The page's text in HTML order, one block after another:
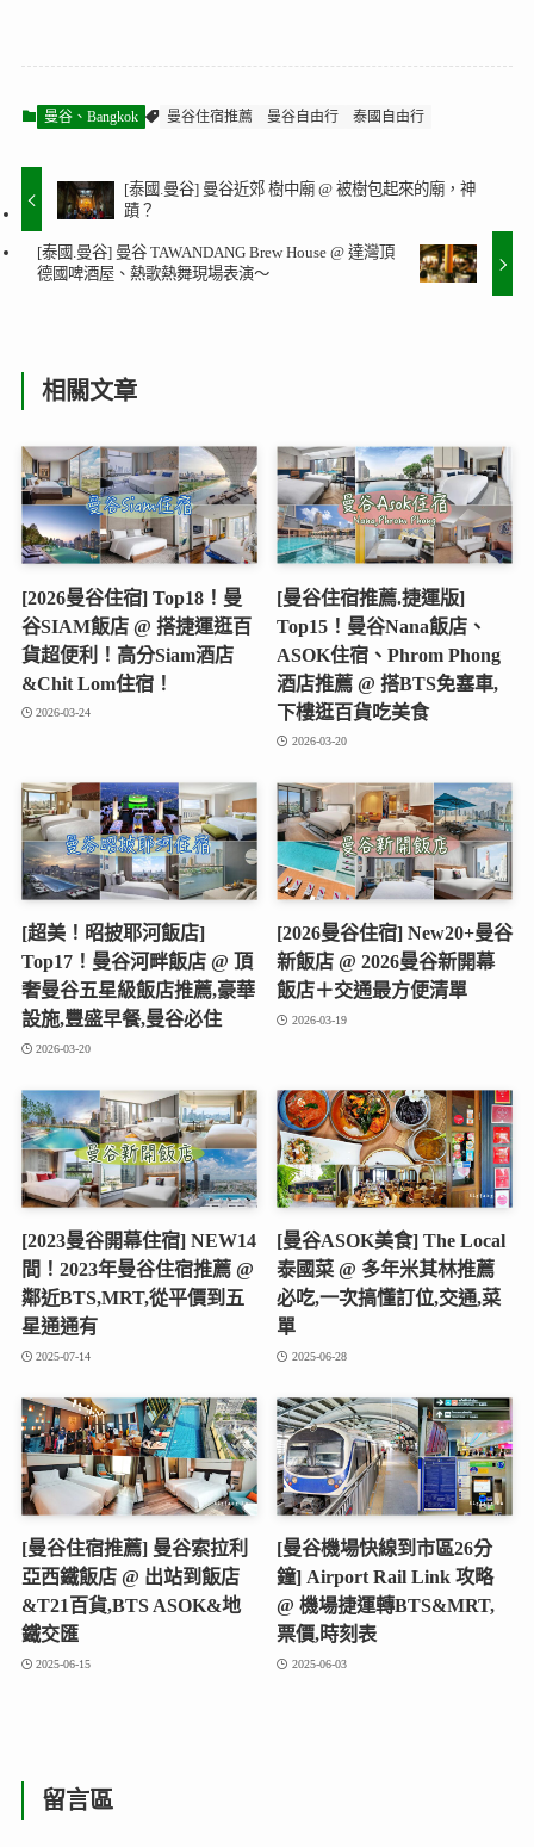
曼谷、Bangkok 曼谷住宿推薦 曼谷自由行 泰國自由行
[泰國.曼谷] 曼谷近郊 樹中廟 @ 被樹包起來的廟，神
蹟？
[泰國.曼谷] 曼谷 TAWANDANG Brew House @ 達灣頂
德國啤酒屋、熱歌熱舞現場表演～
相關文章
[2026曼谷住宿] Top18！曼
谷SIAM飯店 @ 搭捷運逛百
貨超便利！高分Siam酒店
&Chit Lom住宿！
2026-03-24
[曼谷住宿推薦.捷運版]
Top15！曼谷Nana飯店、
ASOK住宿、Phrom Phong
酒店推薦 @ 搭BTS免塞車,
下樓逛百貨吃美食
2026-03-20
[超美！昭披耶河飯店]
Top17！曼谷河畔飯店 @ 頂
奢曼谷五星級飯店推薦,豪華
設施,豐盛早餐,曼谷必住
2026-03-20
[2026曼谷住宿] New20+曼谷
新飯店 @ 2026曼谷新開幕
飯店＋交通最方便清單
2026-03-19
[2023曼谷開幕住宿] NEW14
間！2023年曼谷住宿推薦 @
鄰近BTS,MRT,從平價到五
星通通有
2025-07-14
[曼谷ASOK美食] The Local
泰國菜 @ 多年米其林推薦
必吃,一次搞懂訂位,交通,菜
單
2025-06-28
[曼谷住宿推薦] 曼谷索拉利
亞西鐵飯店 @ 出站到飯店
&T21百貨,BTS ASOK&地
鐵交匯
2025-06-15
[曼谷機場快線到市區26分
鐘] Airport Rail Link 攻略
@ 機場捷運轉BTS&MRT,
票價,時刻表
2025-06-03
留言區